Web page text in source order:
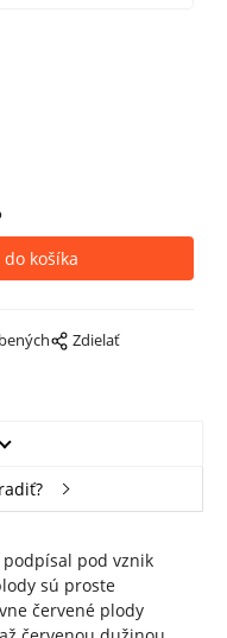
Zdielať
pod vznik
sú proste
červené plody